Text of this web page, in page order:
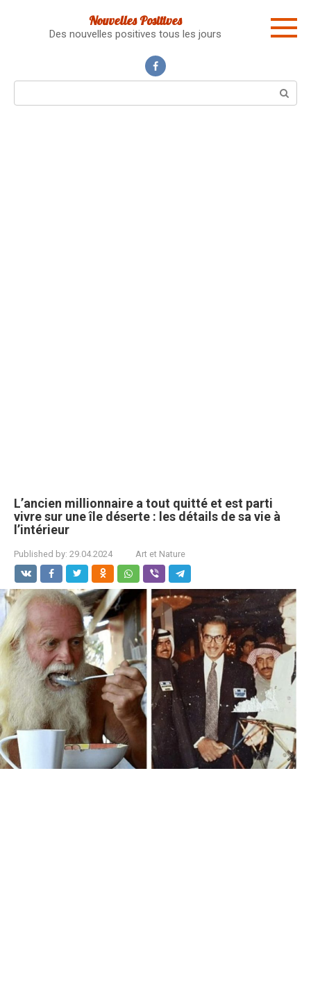
Nouvelles Positives
Des nouvelles positives tous les jours
L’ancien millionnaire a tout quitté et est parti
vivre sur une île déserte : les détails de sa vie à
l’intérieur
Published by: 29.04.2024 Art et Nature